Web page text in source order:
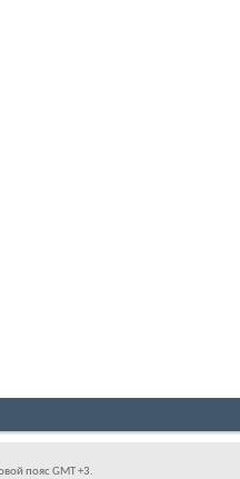
пояс GMT +3.